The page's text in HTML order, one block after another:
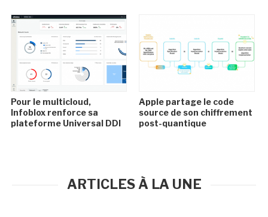
Pour le multicloud,
Infoblox renforce sa
plateforme Universal DDI
Apple partage le code
source de son chiffrement
post-quantique
ARTICLES À LA UNE